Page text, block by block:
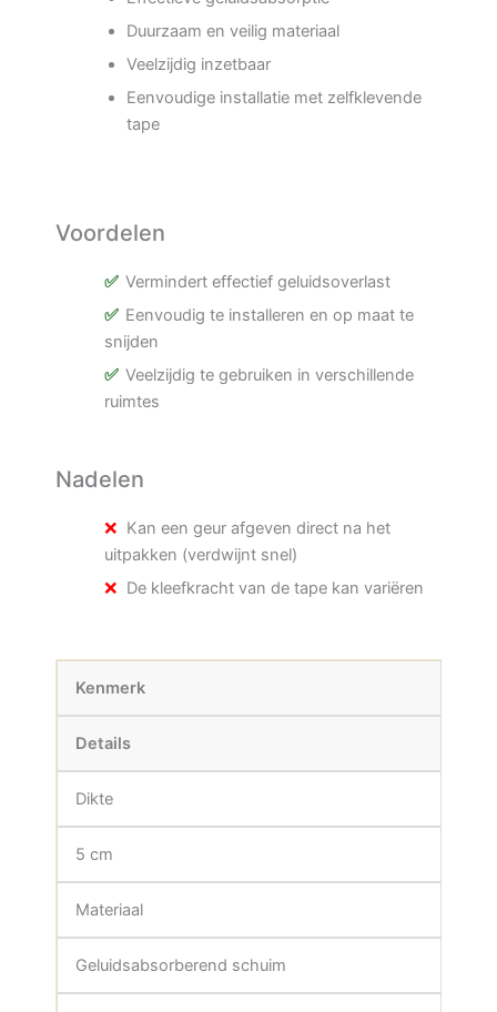
Duurzaam en veilig materiaal
Veelzijdig inzetbaar
Eenvoudige installatie met zelfklevende
tape
Voordelen
Vermindert effectief geluidsoverlast
Eenvoudig te installeren en op maat te
snijden
Veelzijdig te gebruiken in verschillende
ruimtes
Nadelen
Kan een geur afgeven direct na het
uitpakken (verdwijnt snel)
De kleefkracht van de tape kan variëren
Kenmerk
Details
Dikte
5 cm
Materiaal
Geluidsabsorberend schuim